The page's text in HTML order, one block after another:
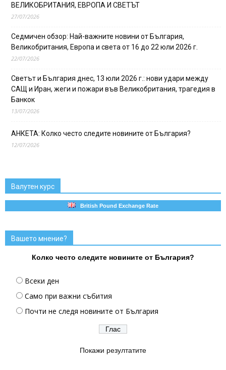
ВЕЛИКОБРИТАНИЯ, ЕВРОПА И СВЕТЪТ
27/07/2026
Седмичен обзор: Най-важните новини от България,
Великобритания, Европа и света от 16 до 22 юли 2026 г.
22/07/2026
Светът и България днес, 13 юли 2026 г.: нови удари между
САЩ и Иран, жеги и пожари във Великобритания, трагедия в
Банкок
13/07/2026
АНКЕТА: Колко често следите новините от България?
12/07/2026
Валутен курс
British Pound Exchange Rate
Вашето мнение?
Колко често следите новините от България?
Всеки ден
Само при важни събития
Почти не следя новините от България
Покажи резултатите